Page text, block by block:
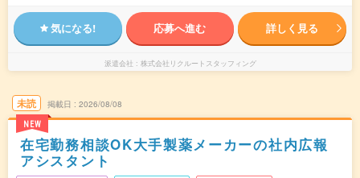
気になる! 応募へ進む 詳しく見る
派遣会社 株式会社リクルートスタッフィング
未読
NEW
掲載日 2026/08/08
在宅勤務相談OK大手製薬メーカーの社内広報
アシスタント